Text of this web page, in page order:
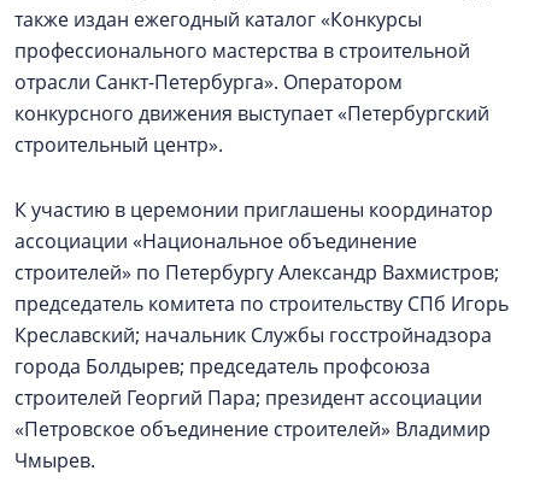
также издан ежегодный каталог «Конкурсы
профессионального мастерства в строительной
отрасли Санкт-Петербурга». Оператором
конкурсного движения выступает «Петербургский
строительный центр».
К участию в церемонии приглашены координатор
ассоциации «Национальное объединение
строителей» по Петербургу Александр Вахмистров;
председатель комитета по строительству СПб Игорь
Креславский; начальник Службы госстройнадзора
города Болдырев; председатель профсоюза
строителей Георгий Пара; президент ассоциации
«Петровское объединение строителей» Владимир
Чмырев.